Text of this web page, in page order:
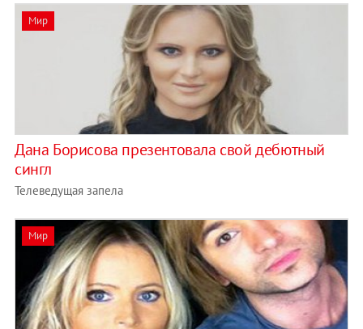
Мир
Дана Борисова презентовала свой дебютный
сингл
Телеведущая запела
Мир